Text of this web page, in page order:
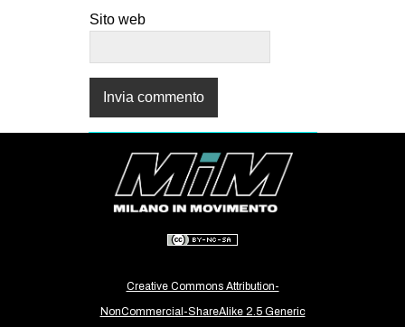
Sito web
Creative Commons Attribution-
NonCommercial-ShareAlike 2.5 Generic